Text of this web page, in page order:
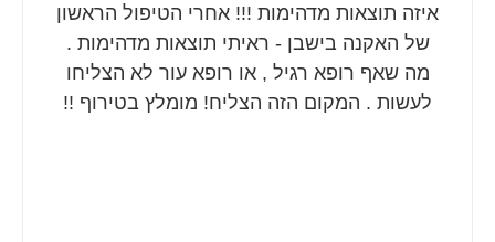
איזה תוצאות מדהימות !!! אחרי הטיפול הראשון
של האקנה בישבן - ראיתי תוצאות מדהימות .
מה שאף רופא רגיל , או רופא עור לא הצליחו
לעשות . המקום הזה הצליח! מומלץ בטירוף !!